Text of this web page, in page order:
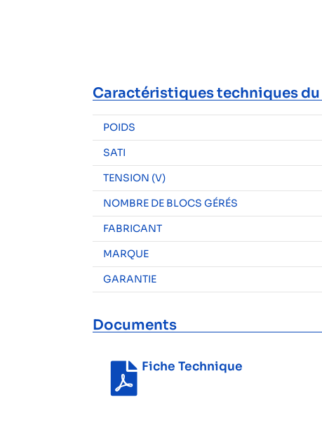
Caractéristiques techniques
POIDS
SATI
TENSION (V)
NOMBRE DE BLOCS GÉRÉS
FABRICANT
MARQUE
GARANTIE
Documents
Fiche Technique